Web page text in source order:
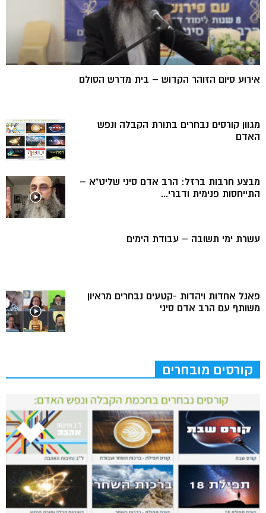
אירוע סיום הזוהר הקדוש – בית מדרש הסולם
מגוון קורסים נבחרים בתורת הקבלה ונפש
האדם
מבצע חרבות ברזל: הרב אדם סיני שליט”א –
התייחסות פנימית ודברי...
עשרת ימי תשובה – עבודת הימים
פאנל אחדות ויהדות -קטעים נבחרים מראיון
משותף עם הרב אדם סיני
קורסים מובחרים